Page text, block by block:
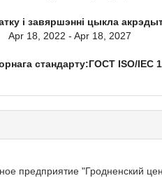
і завяршэнні цыкла
Apr 18, 2022 - Apr 18, 2027
стандарту:ГОСТ ISO/IEC
предприятие "Гродненский